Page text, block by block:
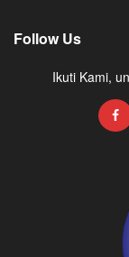
Follow Us
Ikuti Kami,